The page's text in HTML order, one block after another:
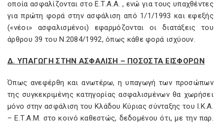
οποία ασφαλίζονται στο Ε.Τ.Α.Α. , ενώ για τους υπαχθέντες
για πρώτη φορά στην ασφάλιση από 1/1/1993 και εφεξής
(«νέοι» ασφαλισμένοι) εφαρμόζονται οι διατάξεις του
άρθρου 39 του Ν.2084/1992, όπως κάθε φορά ισχύουν.
Δ. ΥΠΑΓΩΓΗ ΣΤΗΝ ΑΣΦΑΛΙΣΗ – ΠΟΣΟΣΤΑ ΕΙΣΦΟΡΩΝ
Όπως ανεφέρθη και ανωτέρω, η υπαγωγή των προσώπων
της συγκεκριμένης κατηγορίας ασφαλισμένων θα χωρήσει
μόνο στην ασφάλιση του Κλάδου Κύριας σύνταξης του Ι.Κ.Α.
– Ε.Τ.Α.Μ. στο κοινό καθεστώς, δεδομένου ότι, με την παρ.